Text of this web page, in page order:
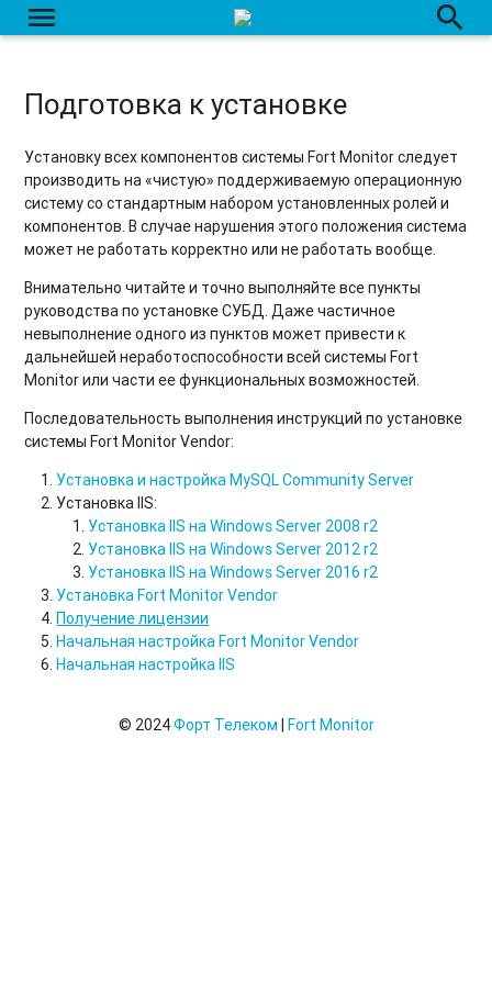
menu
Настройка сервера для отправки оповещений в MAX
Настройка сервера для отправки оповещений в Telegram
Отправка событий в Telegram и Viber
Кастомизация Fort Monitor Vendor
Рекомендации по переносу базы данных на отдельный
сервер
Очистка таблиц базы данных сервера
Приём данных от терминалов Voyager 2
search
Подготовка к установке
Установку всех компонентов системы Fort Monitor следует
производить на «чистую» поддерживаемую операционную
систему со стандартным набором установленных ролей и
компонентов. В случае нарушения этого положения система
может не работать корректно или не работать вообще.
Внимательно читайте и точно выполняйте все пункты
руководства по установке СУБД. Даже частичное
невыполнение одного из пунктов может привести к
дальнейшей неработоспособности всей системы Fort
Monitor или части ее функциональных возможностей.
Последовательность выполнения инструкций по установке
системы Fort Monitor Vendor:
Установка и настройка MySQL Community Server
Установка IIS:
Установка IIS на Windows Server 2008 r2
Установка IIS на Windows Server 2012 r2
Установка IIS на Windows Server 2016 r2
Установка Fort Monitor Vendor
Получение лицензии
Начальная настройка Fort Monitor Vendor
Начальная настройка IIS
© 2024Форт Телеком | Fort Monitor